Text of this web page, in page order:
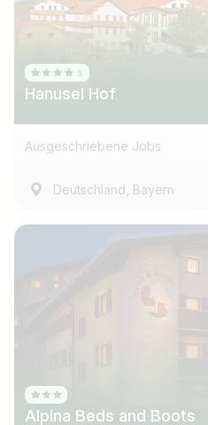
Hanusel Hof
Ausgeschriebene Jobs
Deutschland, Bayern
Alpina Beds and Boots